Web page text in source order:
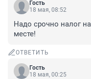
Гость
18 мая, 08:52
Надо срочно налог
месте!
ОТВЕТИТЬ
Гость
18 мая, 00:25